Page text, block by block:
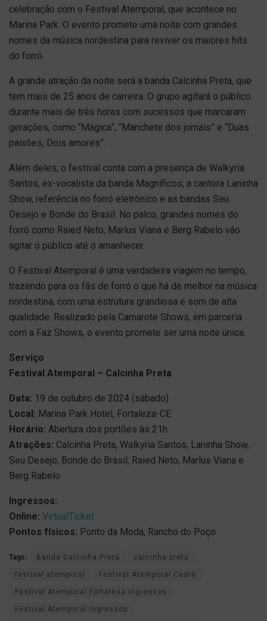
celebração com o Festival Atemporal, que acontece no
Marina Park. O evento promete uma noite com grandes
nomes da música nordestina para reviver os maiores hits
do forró.
A grande atração da noite será a banda Calcinha Preta, que
tem mais de 25 anos de carreira. O grupo agitará o público
durante mais de três horas com sucessos que marcaram
gerações, como “Mágica”, “Manchete dos jornais” e “Duas
paixões, Dois amores”.
Além deles, o festival conta com a presença de Walkyria
Santos, ex-vocalista da banda Magníficos; a cantora Laninha
Show, referência no forró eletrônico e as bandas Seu
Desejo e Bonde do Brasil. No palco, grandes nomes do
forró como Raied Neto, Marlus Viana e Berg Rabelo vão
agitar o público até o amanhecer.
O Festival Atemporal é uma verdadeira viagem no tempo,
trazendo para os fãs de forró o que há de melhor na música
nordestina, com uma estrutura grandiosa e som de alta
qualidade. Realizado pela Camarote Shows, em parceria
com a Faz Shows, o evento promete ser uma noite única.
Serviço
Festival Atemporal – Calcinha Preta
Data: 19 de outubro de 2024 (sábado)
Local: Marina Park Hotel, Fortaleza-CE
Horário: Abertura dos portões às 21h
Atrações: Calcinha Preta, Walkyria Santos, Laninha Show,
Seu Desejo, Bonde do Brasil, Raied Neto, Marlus Viana e
Berg Rabelo
Ingressos:
Online: VirtualTicket
Pontos físicos: Ponto da Moda, Rancho do Poço
Tags: Banda Calcinha Preta calcinha preta
festival atemporal Festival Atemporal Ceará
Festival Atemporal Fortaleza ingressos
Festival Atemporal ingressos